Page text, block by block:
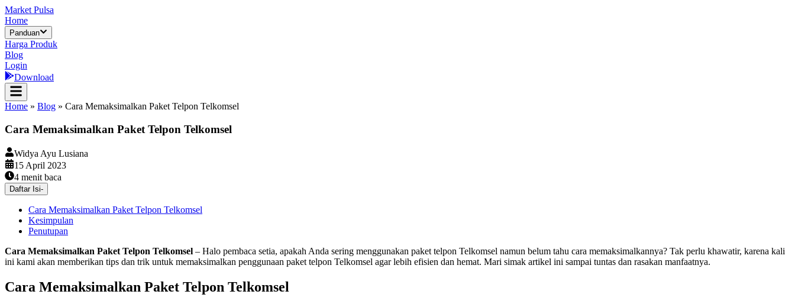
Market Pulsa
Home
Panduan
Harga Produk
Blog
Login
Download
Home » Blog » Cara Memaksimalkan Paket Telpon Telkomsel
Cara Memaksimalkan Paket Telpon Telkomsel
Widya Ayu Lusiana
15 April 2023
4 menit baca
Daftar Isi-
Cara Memaksimalkan Paket Telpon Telkomsel
Kesimpulan
Penutupan
Cara Memaksimalkan Paket Telpon Telkomsel – Halo pembaca setia, apakah Anda sering menggunakan paket telpon Telkomsel namun belum tahu cara memaksimalkannya? Tak perlu khawatir, karena kali
ini kami akan memberikan tips dan trik untuk memaksimalkan penggunaan paket telpon Telkomsel agar lebih efisien dan hemat. Mari simak artikel ini sampai tuntas dan rasakan manfaatnya.
Cara Memaksimalkan Paket Telpon Telkomsel